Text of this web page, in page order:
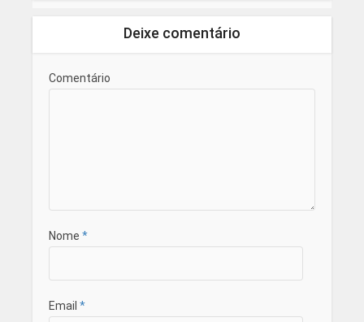
Deixe comentário
Comentário
Nome *
Email *